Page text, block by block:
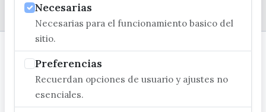
© EXCMO. AYUNTAMIENTO DE VÉLEZ-MÁLAGA
Necesarias
Necesarias para el funcionamiento basico del
sitio.
Preferencias
Recuerdan opciones de usuario y ajustes no
esenciales.